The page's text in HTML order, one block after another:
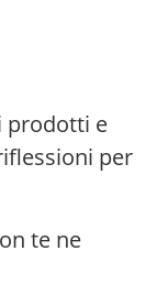
prodotti e
per
te ne